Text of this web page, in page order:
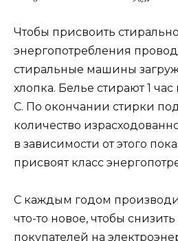
Чтобы присвоить
энергопотребления
стиральные машины
хлопка. Белье стирают 1
С. По окончании стирки
количество
в зависимости от этого
присвоят класс
С каждым годом
что-то новое, чтобы
покупателей на